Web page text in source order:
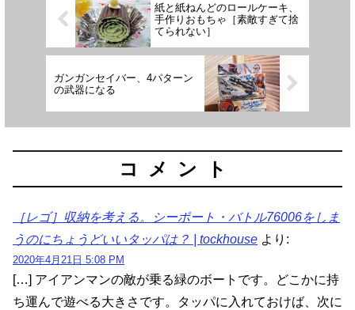
紙と紙ねんどのロールケーキ、
手作りおもちゃ［素敵すぎて捨
てられない］
ガンガンセイバー、4パターン
の武器になる
コメント
［レゴ］収納を考える。シーポート・バトル76006をしま
うのにちょうどいいタッパは？ | tockhouse より:
2020年4月21日 5:08 PM
[…] アイアンマンの敵が乗る緑のボートです。どこかに持
ち運んで遊べる大きさです。タッパに入れておけば、次に